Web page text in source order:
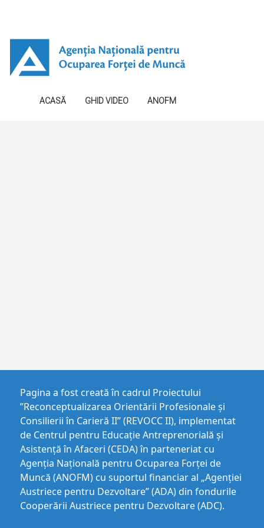
ACASĂ GHID VIDEO ANOFM
Pagina a fost creată în cadrul Proiectului
”Reconceptualizarea Orientării Profesionale și
Consilierii în Carieră II” (REVOCC II), implementat
de Centrul pentru Educaţie Antreprenorială şi
Asistenţă în Afaceri (CEDA) în parteneriat cu
Agenția Națională pentru Ocuparea Forței de
Muncă (ANOFM) cu suportul financiar al „Agenției
Austriece pentru Dezvoltare” (ADA) din fondurile
Cooperării Austriece pentru Dezvoltare (ADC).